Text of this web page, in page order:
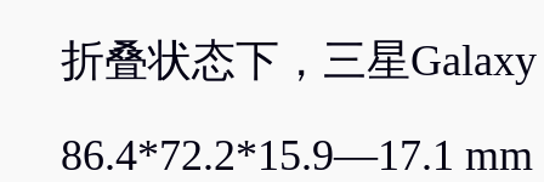
折叠状态下，三星
86.4*72.2*15.9—17.1